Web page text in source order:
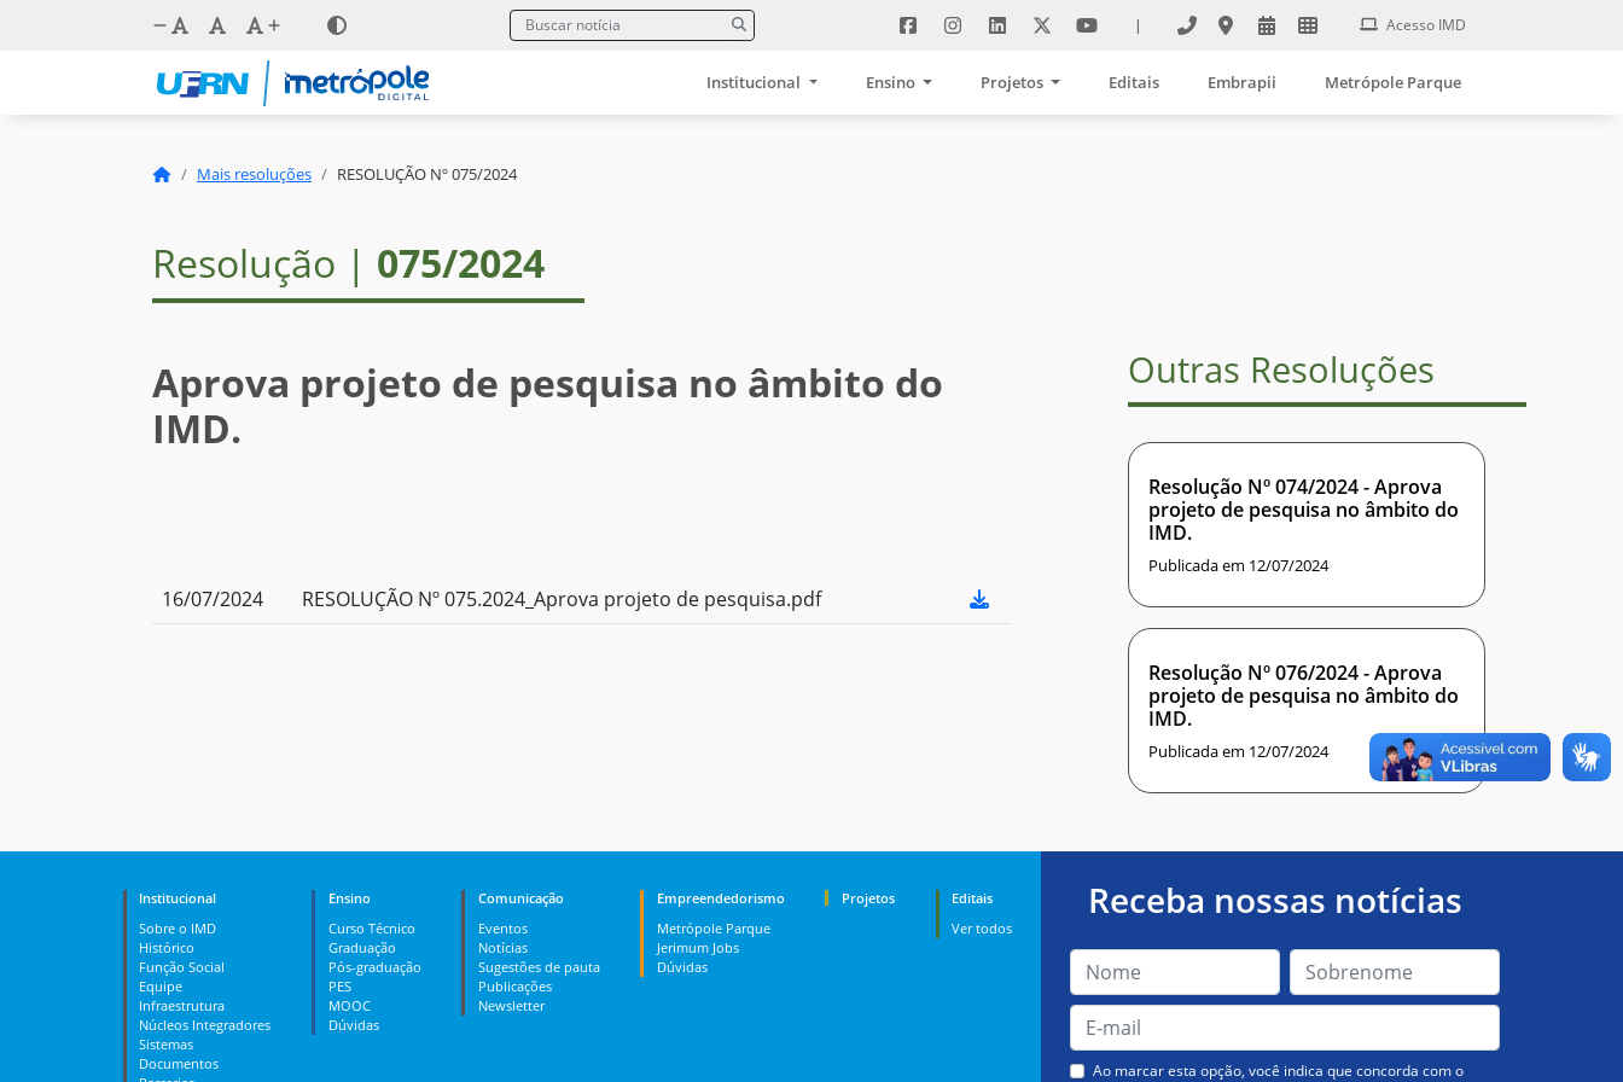
| Acesso IMD
Institucional Ensino Projetos Editais Embrapii Metrópole Parque
Mais resoluções RESOLUÇÃO Nº 075/2024
Resolução | 075/2024
Aprova projeto de pesquisa no âmbito do
IMD.
16/07/2024 RESOLUÇÃO Nº 075.2024_Aprova projeto de pesquisa.pdf
Outras Resoluções
Resolução Nº 074/2024 - Aprova
projeto de pesquisa no âmbito do
IMD.
Publicada em 12/07/2024
Resolução Nº 076/2024 - Aprova
projeto de pesquisa no âmbito do
IMD.
Publicada em 12/07/2024
Institucional
Sobre o IMD
Histórico
Função Social
Equipe
Infraestrutura
Núcleos Integradores
Sistemas
Documentos
Ensino
Curso Técnico
Graduação
Pós-graduação
PES
MOOC
Dúvidas
Comunicação
Eventos
Notícias
Sugestões de pauta
Publicações
Newsletter
Empreendedorismo
Metrópole Parque
Jerimum Jobs
Dúvidas
Projetos
Editais
Ver todos
Receba nossas notícias
Ao marcar esta opção, você indica que concorda com o